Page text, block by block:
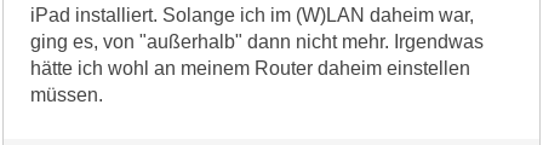
iPad installiert. Solange ich im (W)LAN daheim war,
ging es, von "außerhalb" dann nicht mehr. Irgendwas
hätte ich wohl an meinem Router daheim einstellen
müssen.